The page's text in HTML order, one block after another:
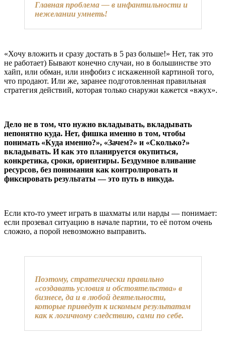
Главная проблема — в инфантильности и
нежелании умнеть!
«Хочу вложить и сразу достать в 5 раз больше!» Нет, так это
не работает) Бывают конечно случаи, но в большинстве это
хайп, или обман, или инфобиз с искаженной картиной того,
что продают. Или же, заранее подготовленная правильная
стратегия действий, которая только снаружи кажется «вжух».
Дело не в том, что нужно вкладывать, вкладывать
непонятно куда. Нет, фишка именно в том, чтобы
понимать «Куда именно?», «Зачем?» и «Сколько?»
вкладывать. И как это планируется окупиться,
конкретика, сроки, ориентиры. Бездумное вливание
ресурсов, без понимания как контролировать и
фиксировать результаты — это путь в никуда.
Если кто-то умеет играть в шахматы или нарды — понимает:
если прозевал ситуацию в начале партии, то её потом очень
сложно, а порой невозможно выправить.
Поэтому, стратегически правильно
«создавать условия и обстоятельства» в
бизнесе, да и в любой деятельности,
которые приведут к искомым результатам
как к логичному следствию, сами по себе.